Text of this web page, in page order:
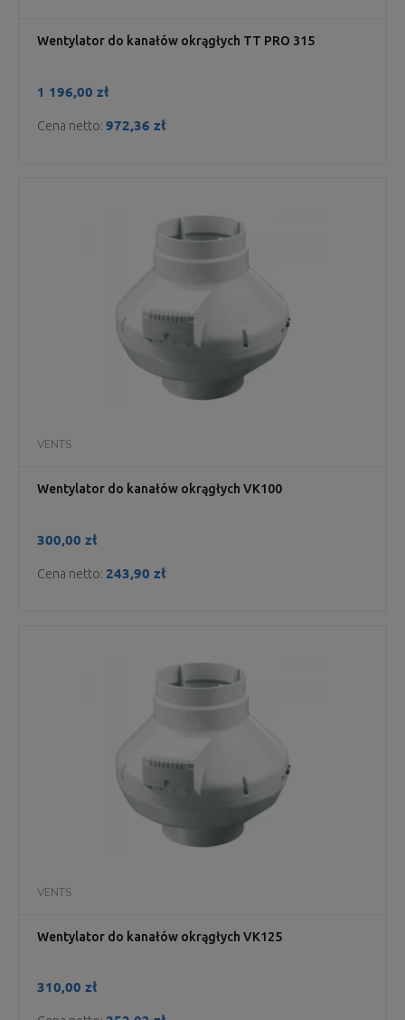
Wentylator do kanałów okrągłych TT PRO 315
1 196,00 zł
Cena netto: 972,36 zł
Wentylator do kanałów okrągłych VK100
VENTS
300,00 zł
Cena netto: 243,90 zł
Wentylator do kanałów okrągłych VK125
VENTS
310,00 zł